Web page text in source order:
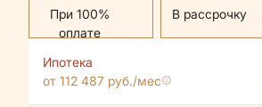
Стандартная В рассрочку
Ипотека
от 112 487 руб./мес